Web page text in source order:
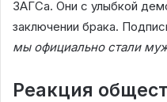
ЗАГСа. Они с улыбкой
заключении брака.
мы официально стали
Реакция